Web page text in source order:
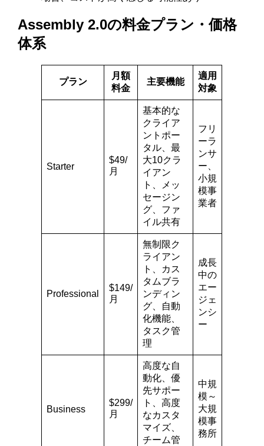
Assembly 2.0の料金プラン・価格
体系
プラン
月額
料金
主要機能
適用
対象
Starter
$49/
月
基本的な
クライア
ントポー
タル、最
大10クラ
イアン
ト、メッ
セージン
グ、ファ
イル共有
フリ
ーラ
ンサ
ー、
小規
模事
業者
Professional
$149/
月
無制限ク
ライアン
ト、カス
タムブラ
ンディン
グ、自動
化機能、
タスク管
理
成長
中の
エー
ジェ
ンシ
ー
Business
$299/
月
高度な自
動化、優
先サポー
ト、高度
なカスタ
マイズ、
チーム管
中規
模～
大規
模事
務所